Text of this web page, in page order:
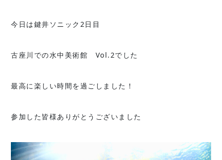
今日は鍵井ソニック2日目
古座川での水中美術館 Vol.2でした
最高に楽しい時間を過ごしました！
参加した皆様ありがとうございました